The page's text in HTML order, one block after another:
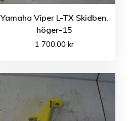
Yamaha Viper L-TX Skidben,
höger-15
1 700.00kr